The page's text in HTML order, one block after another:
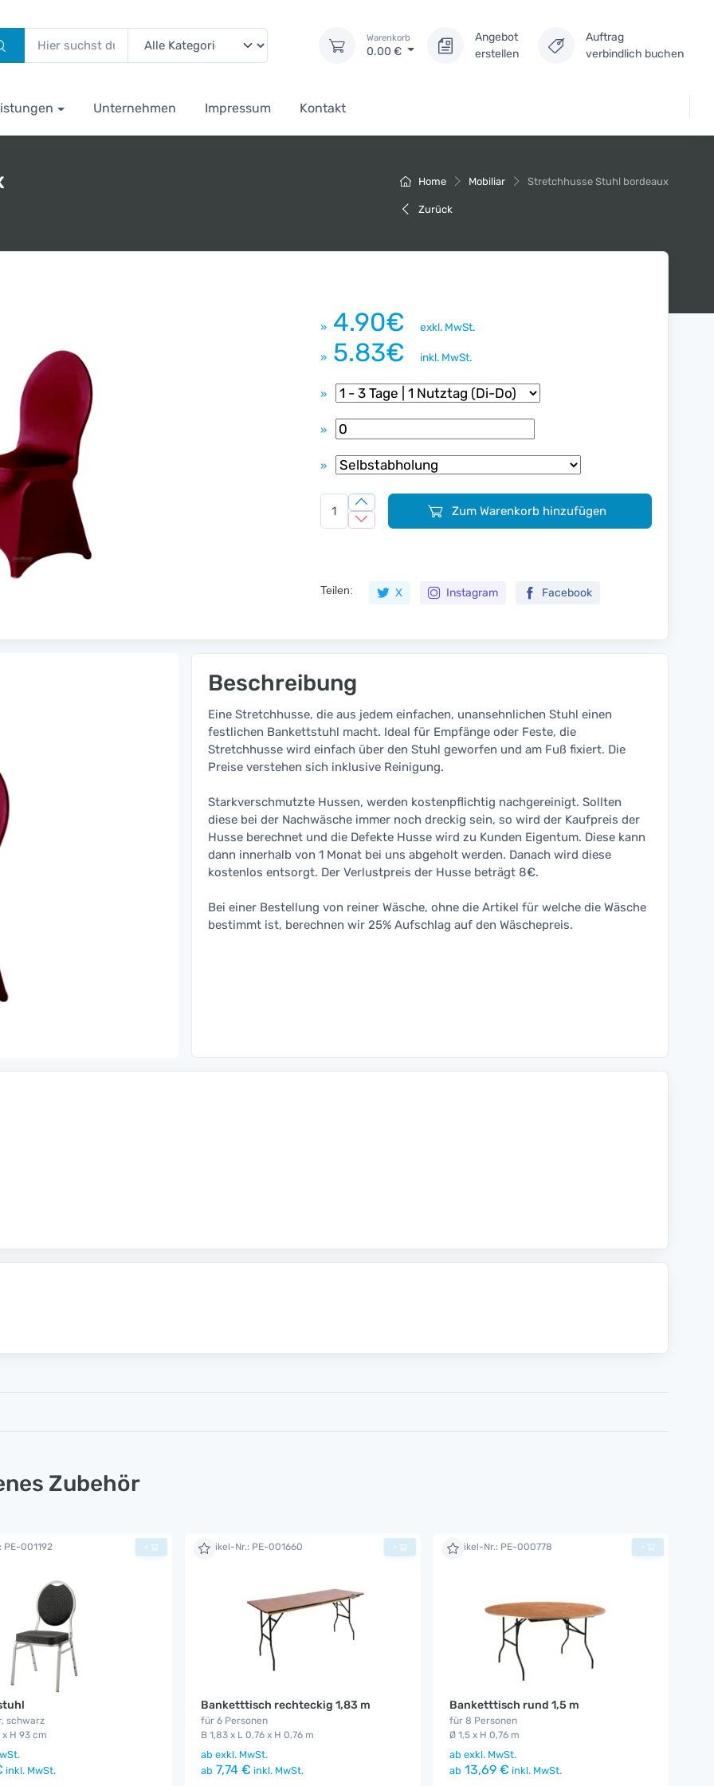
Warenkorb
0.00 €
Angebot
erstellen
Auftrag
verbindlich buchen
Unternehmen Impressum Kontakt
Home Mobiliar Stretchhusse Stuhl bordeaux
Zurück
» 4.90€ exkl. MwSt.
» 5.83€ inkl. MwSt.
»
»
»
Zum Warenkorb hinzufügen
Teilen: X Instagram Facebook
Beschreibung
Eine Stretchhusse, die aus jedem einfachen, unansehnlichen Stuhl einen
festlichen Bankettstuhl macht. Ideal für Empfänge oder Feste, die
Stretchhusse wird einfach über den Stuhl geworfen und am Fuß fixiert. Die
Preise verstehen sich inklusive Reinigung.
Starkverschmutzte Hussen, werden kostenpflichtig nachgereinigt. Sollten
diese bei der Nachwäsche immer noch dreckig sein, so wird der Kaufpreis der
Husse berechnet und die Defekte Husse wird zu Kunden Eigentum. Diese kann
dann innerhalb von 1 Monat bei uns abgeholt werden. Danach wird diese
kostenlos entsorgt. Der Verlustpreis der Husse beträgt 8€.
Bei einer Bestellung von reiner Wäsche, ohne die Artikel für welche die Wäsche
bestimmt ist, berechnen wir 25% Aufschlag auf den Wäschepreis.
Zubehör
001192
schwarz
x H 93 cm
inkl. MwSt.
+ Artikel-Nr.: PE-001660
Banketttisch rechteckig 1,83 m
für 6 Personen
B 1,83 x L 0,76 x H 0,76 m
ab exkl. MwSt.
ab 7,74 € inkl. MwSt.
+ Artikel-Nr.: PE-000778
Banketttisch rund 1,5 m
für 8 Personen
Ø 1,5 x H 0,76 m
ab exkl. MwSt.
ab 13,69 € inkl. MwSt.
+